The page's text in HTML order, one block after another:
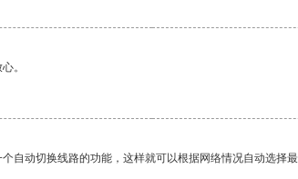
。
动切换线路的功能，这样就可以根据网络情况自动选择